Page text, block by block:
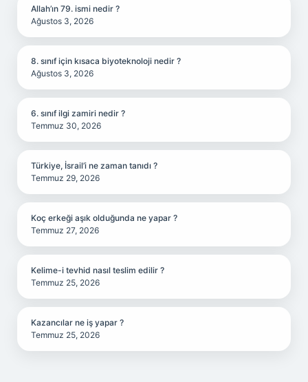
Allah’ın 79. ismi nedir ?
Ağustos 3, 2026
8. sınıf için kısaca biyoteknoloji nedir ?
Ağustos 3, 2026
6. sınıf ilgi zamiri nedir ?
Temmuz 30, 2026
Türkiye, İsrail’i ne zaman tanıdı ?
Temmuz 29, 2026
Koç erkeği aşık olduğunda ne yapar ?
Temmuz 27, 2026
Kelime-i tevhid nasıl teslim edilir ?
Temmuz 25, 2026
Kazancılar ne iş yapar ?
Temmuz 25, 2026